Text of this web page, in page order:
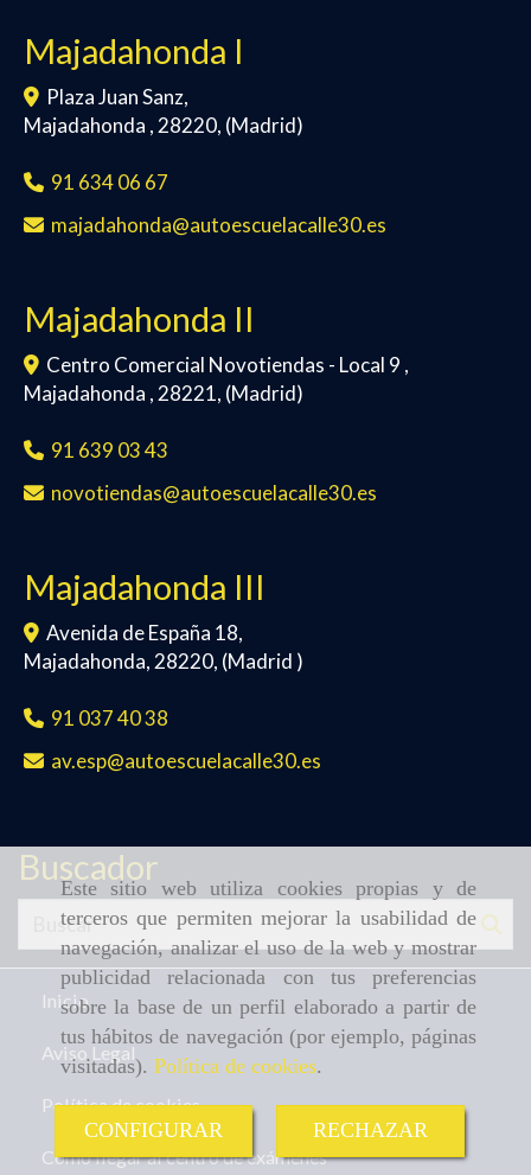
Este sitio web utiliza cookies propias y de
terceros que permiten mejorar la usabilidad de
navegación, analizar el uso de la web y mostrar
publicidad relacionada con tus preferencias
sobre la base de un perfil elaborado a partir de
tus hábitos de navegación (por ejemplo, páginas
visitadas). Política de cookies.
CONFIGURAR RECHAZAR
Majadahonda I
Plaza Juan Sanz,
Majadahonda , 28220, (Madrid)
91 634 06 67
majadahonda
autoescuelacalle30.es
Majadahonda II
Centro Comercial Novotiendas - Local 9 ,
Majadahonda , 28221, (Madrid)
91 639 03 43
novotiendas
autoescuelacalle30.es
Majadahonda III
Avenida de España 18,
Majadahonda, 28220, (Madrid )
91 037 40 38
av.esp
autoescuelacalle30.es
Buscador
Inicio
Aviso Legal
Política de cookies
Cómo llegar al centro de exámenes